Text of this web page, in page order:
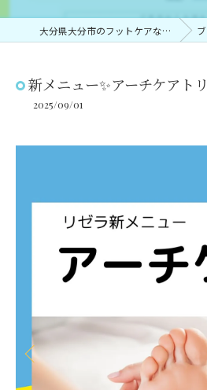
大分県大分市のフットケアならリゼラアンドコー大分店 ブログ
新メニュー✨アーチケアト
2025/09/01